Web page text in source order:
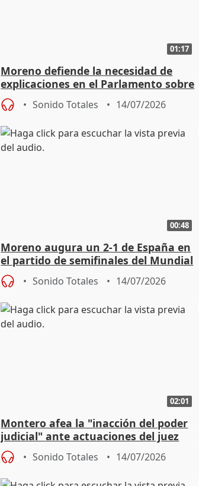
01:17
Moreno defiende la necesidad de
explicaciones en el Parlamento sobre
el incendio
Sonido Totales 14/07/2026
00:48
Moreno augura un 2-1 de España en
el partido de semifinales del Mundial
ante Francia
Sonido Totales 14/07/2026
02:01
Montero afea la "inacción del poder
judicial" ante actuaciones del juez
Peinado
Sonido Totales 14/07/2026